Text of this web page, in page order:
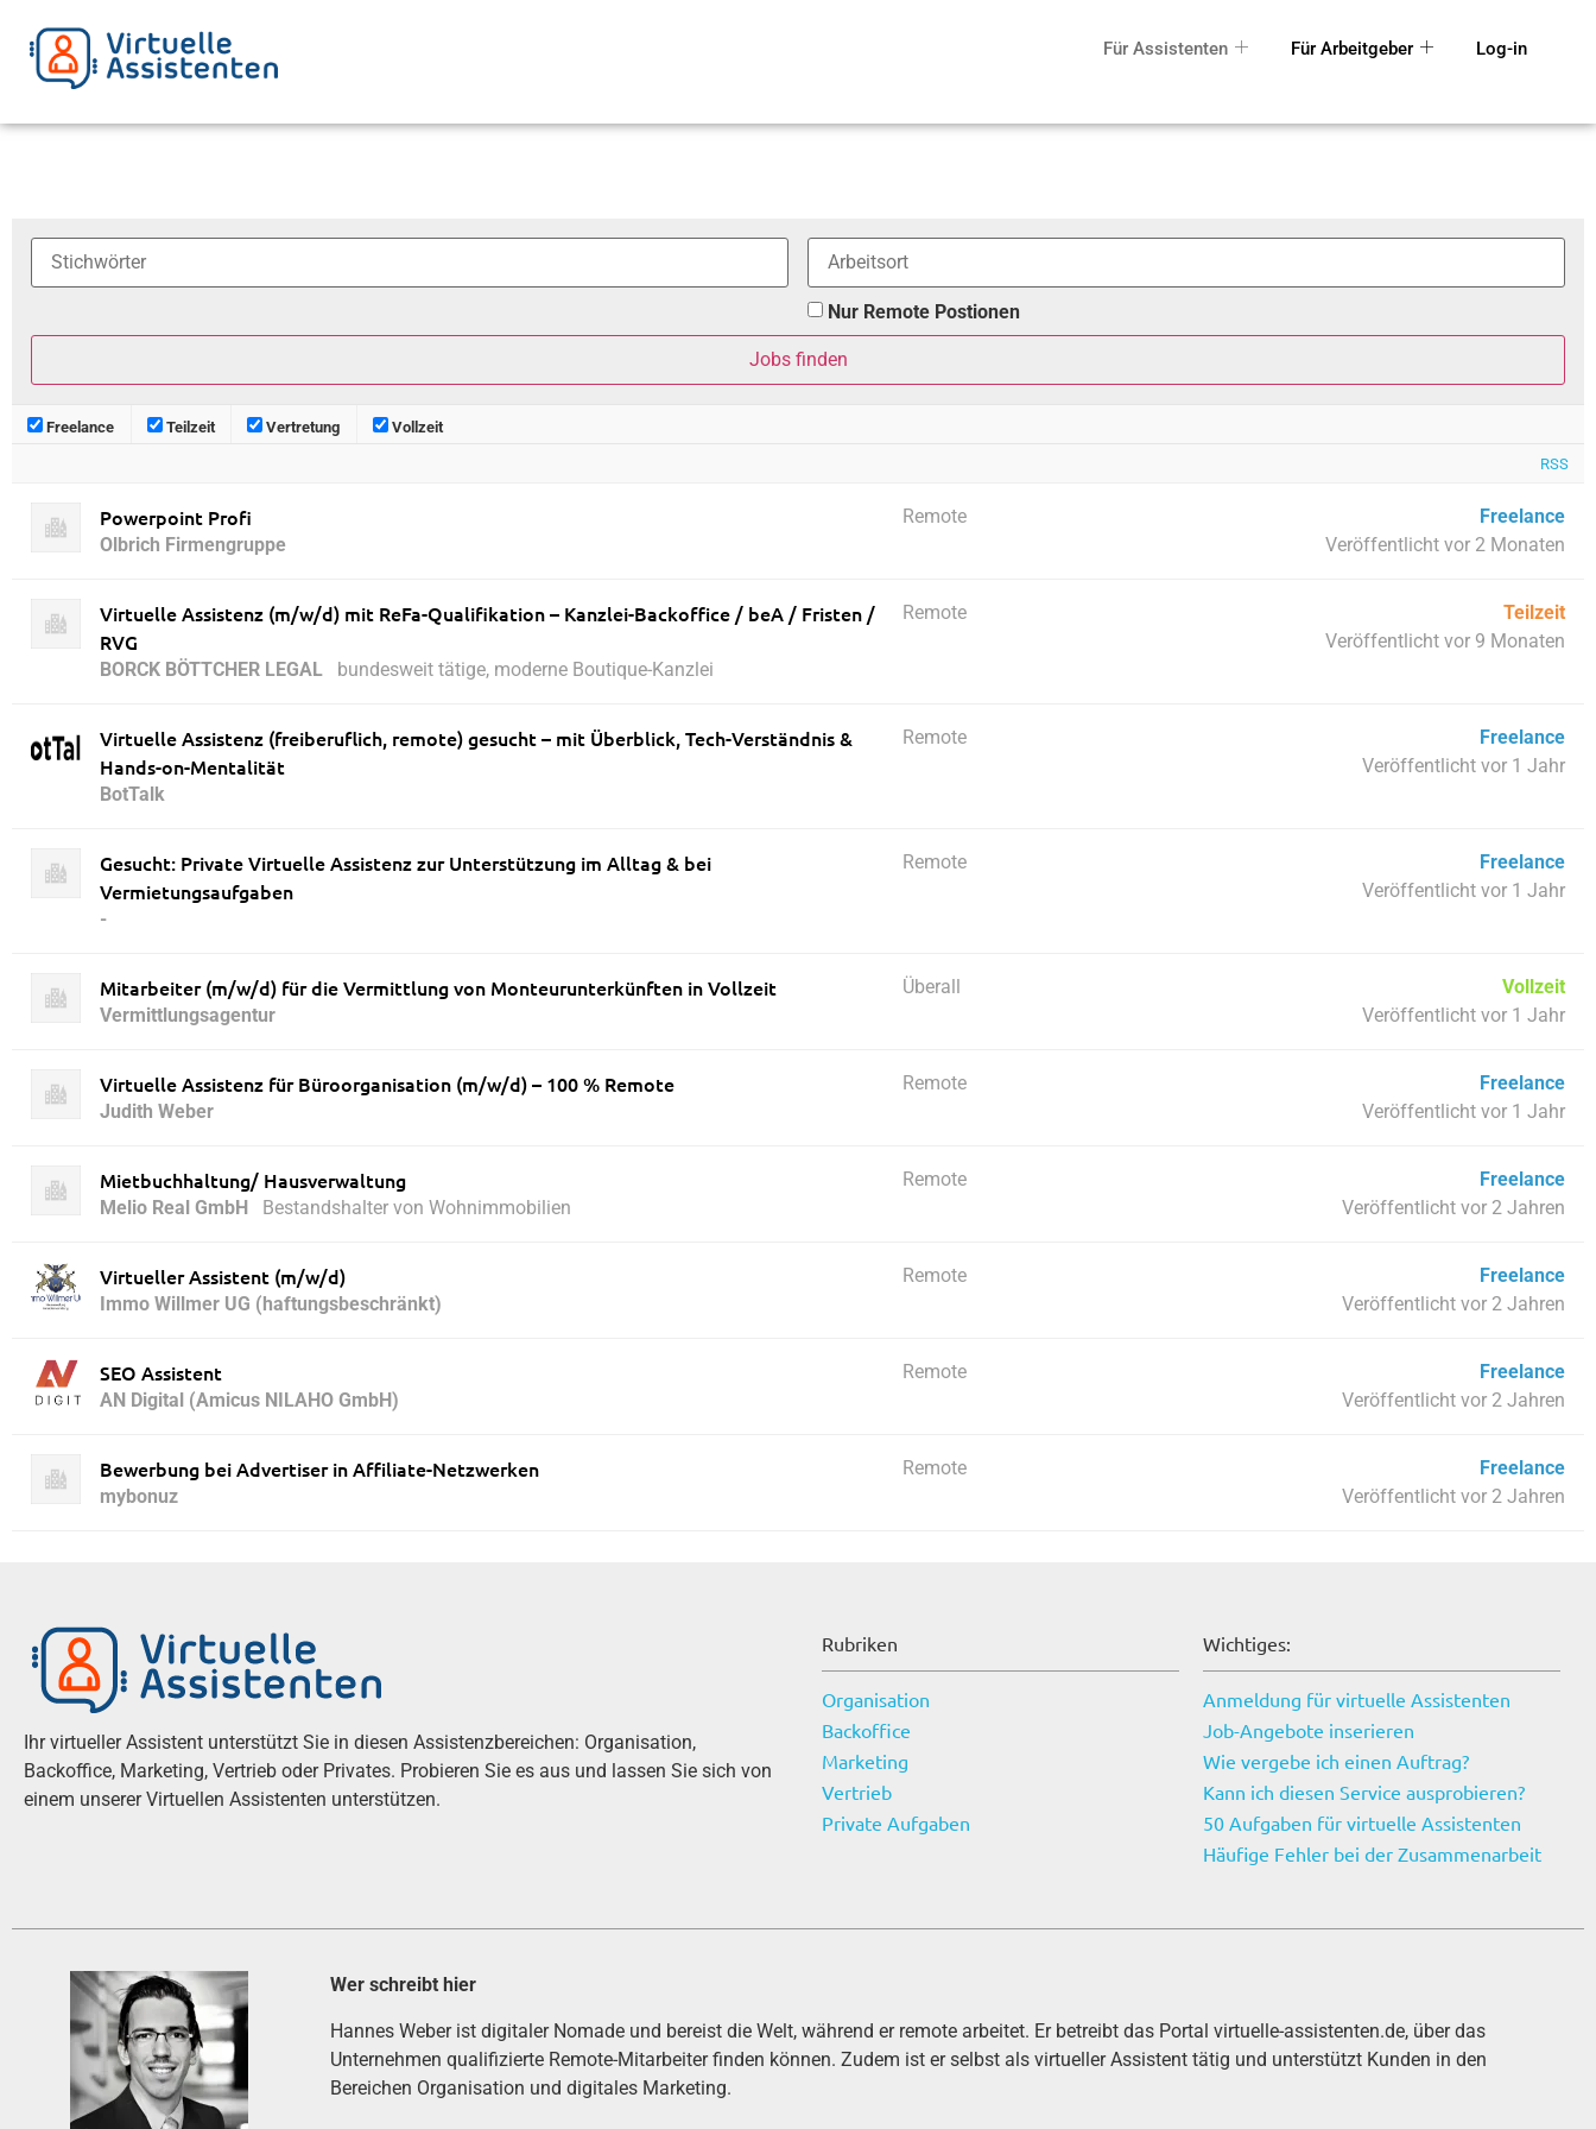
Für Assistenten Für Arbeitgeber Log-in
Nur Remote Postionen
Freelance Teilzeit Vertretung Vollzeit
RSS
Powerpoint Profi
Olbrich Firmengruppe
Remote
Freelance
Veröffentlicht vor 2 Monaten
Virtuelle Assistenz (m/w/d) mit ReFa-Qualifikation – Kanzlei-Backoffice / beA / Fristen /
RVG
BORCK BÖTTCHER LEGAL bundesweit tätige, moderne Boutique-Kanzlei
Remote
Teilzeit
Veröffentlicht vor 9 Monaten
Virtuelle Assistenz (freiberuflich, remote) gesucht – mit Überblick, Tech-Verständnis &
Hands-on-Mentalität
BotTalk
Remote
Freelance
Veröffentlicht vor 1 Jahr
Gesucht: Private Virtuelle Assistenz zur Unterstützung im Alltag & bei
Vermietungsaufgaben
-
Remote
Freelance
Veröffentlicht vor 1 Jahr
Mitarbeiter (m/w/d) für die Vermittlung von Monteurunterkünften in Vollzeit
Vermittlungsagentur
Überall
Vollzeit
Veröffentlicht vor 1 Jahr
Virtuelle Assistenz für Büroorganisation (m/w/d) – 100 % Remote
Judith Weber
Remote
Freelance
Veröffentlicht vor 1 Jahr
Mietbuchhaltung/ Hausverwaltung
Melio Real GmbH Bestandshalter von Wohnimmobilien
Remote
Freelance
Veröffentlicht vor 2 Jahren
Virtueller Assistent (m/w/d)
Immo Willmer UG (haftungsbeschränkt)
Remote
Freelance
Veröffentlicht vor 2 Jahren
SEO Assistent
AN Digital (Amicus NILAHO GmbH)
Remote
Freelance
Veröffentlicht vor 2 Jahren
Bewerbung bei Advertiser in Affiliate-Netzwerken
mybonuz
Remote
Freelance
Veröffentlicht vor 2 Jahren
Ihr virtueller Assistent unterstützt Sie in diesen Assistenzbereichen: Organisation,
Backoffice, Marketing, Vertrieb oder Privates. Probieren Sie es aus und lassen Sie sich von
einem unserer Virtuellen Assistenten unterstützen.
Rubriken
Organisation
Backoffice
Marketing
Vertrieb
Private Aufgaben
Wichtiges:
Anmeldung für virtuelle Assistenten
Job-Angebote inserieren
Wie vergebe ich einen Auftrag?
Kann ich diesen Service ausprobieren?
50 Aufgaben für virtuelle Assistenten
Häufige Fehler bei der Zusammenarbeit
Wer schreibt hier
Hannes Weber ist digitaler Nomade und bereist die Welt, während er remote arbeitet. Er betreibt das Portal virtuelle-assistenten.de, über das
Unternehmen qualifizierte Remote-Mitarbeiter finden können. Zudem ist er selbst als virtueller Assistent tätig und unterstützt Kunden in den
Bereichen Organisation und digitales Marketing.